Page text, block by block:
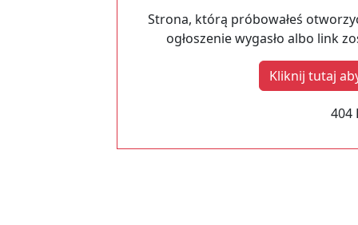
Strona, którą próbowałeś
ogłoszenie wygasło albo link
Kliknij tutaj
404